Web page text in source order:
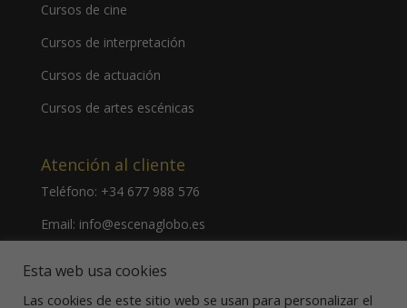
Cursos de cine
Cursos de interpretación
Cursos de actuación
Cursos de artes escénicas
Atención al cliente
Teléfono: +34 677 988 576
Email: info@escenaglobo.es
Esta web usa cookies
Las cookies de este sitio web se usan para personalizar el